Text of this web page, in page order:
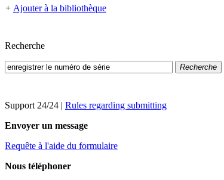
+ Ajouter à la bibliothèque
Recherche
Recherche
Support 24/24 | Rules regarding submitting
Envoyer un message
Requête à l'aide du formulaire
Nous téléphoner